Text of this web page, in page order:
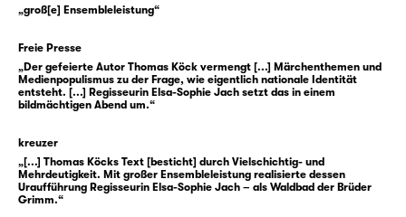
viele dieser Geschichten zusammen und
schufendendeutschsprachigen
Märchenkanon. Sie wurden zum
gemeinsamen Horizont nicht nur kindlicher
Bilderwelten. Gleichzeitig waren die
sogenannten Kinder- und Hausmärchen bloß
eine Version dieser Geschichten: Da wurde
aus der kinderverstoßenden Mutter schon
„groß[e] Ensembleleistung“
Freie Presse
„Der gefeierte Autor Thomas Köck vermengt [...] Märchenthemen und
Medienpopulismus zu der Frage, wie eigentlich nationale Identität
entsteht. [...] Regisseurin Elsa-Sophie Jach setzt das in einem
bildmächtigen Abend um.“
kreuzer
„[...] Thomas Köcks Text [besticht] durch Vielschichtig- und
Mehrdeutigkeit. Mit großer Ensembleleistung realisierte dessen
Uraufführung Regisseurin Elsa-Sophie Jach – als Waldbad der Brüder
Grimm.“